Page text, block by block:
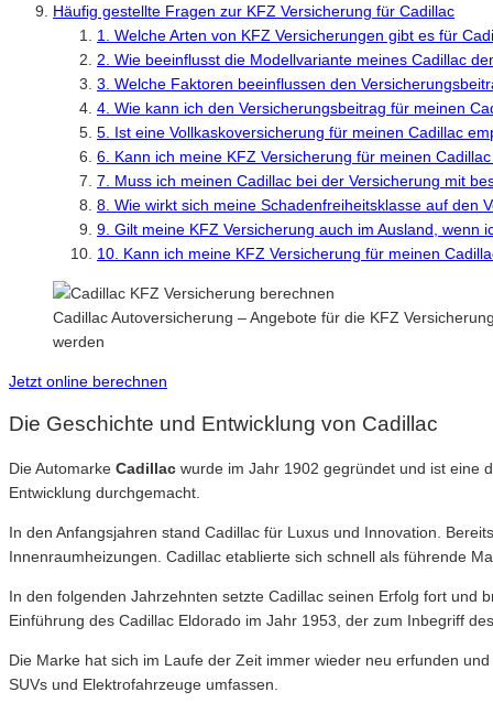
Häufig gestellte Fragen zur KFZ Versicherung für Cadillac
1. Welche Arten von KFZ Versicherungen gibt es für
2. Wie beeinflusst die Modellvariante meines Cadillac
3. Welche Faktoren beeinflussen den
4. Wie kann ich den Versicherungsbeitrag für meinen
5. Ist eine Vollkaskoversicherung für meinen Cadillac
6. Kann ich meine KFZ Versicherung für meinen
7. Muss ich meinen Cadillac bei der Versicherung mit
8. Wie wirkt sich meine Schadenfreiheitsklasse auf den
9. Gilt meine KFZ Versicherung auch im Ausland, wenn
10. Kann ich meine KFZ Versicherung für meinen
Cadillac Autoversicherung – Angebote für die KFZ
werden
Jetzt online berechnen
Die Geschichte und Entwicklung von Cadillac
Die Automarke Cadillac wurde im Jahr 1902 gegründet und ist eine
Entwicklung durchgemacht.
In den Anfangsjahren stand Cadillac für Luxus und Innovation.
Innenraumheizungen. Cadillac etablierte sich schnell als führende
In den folgenden Jahrzehnten setzte Cadillac seinen Erfolg fort und
Einführung des Cadillac Eldorado im Jahr 1953, der zum Inbegriff
Die Marke hat sich im Laufe der Zeit immer wieder neu erfunden
SUVs und Elektrofahrzeuge umfassen.